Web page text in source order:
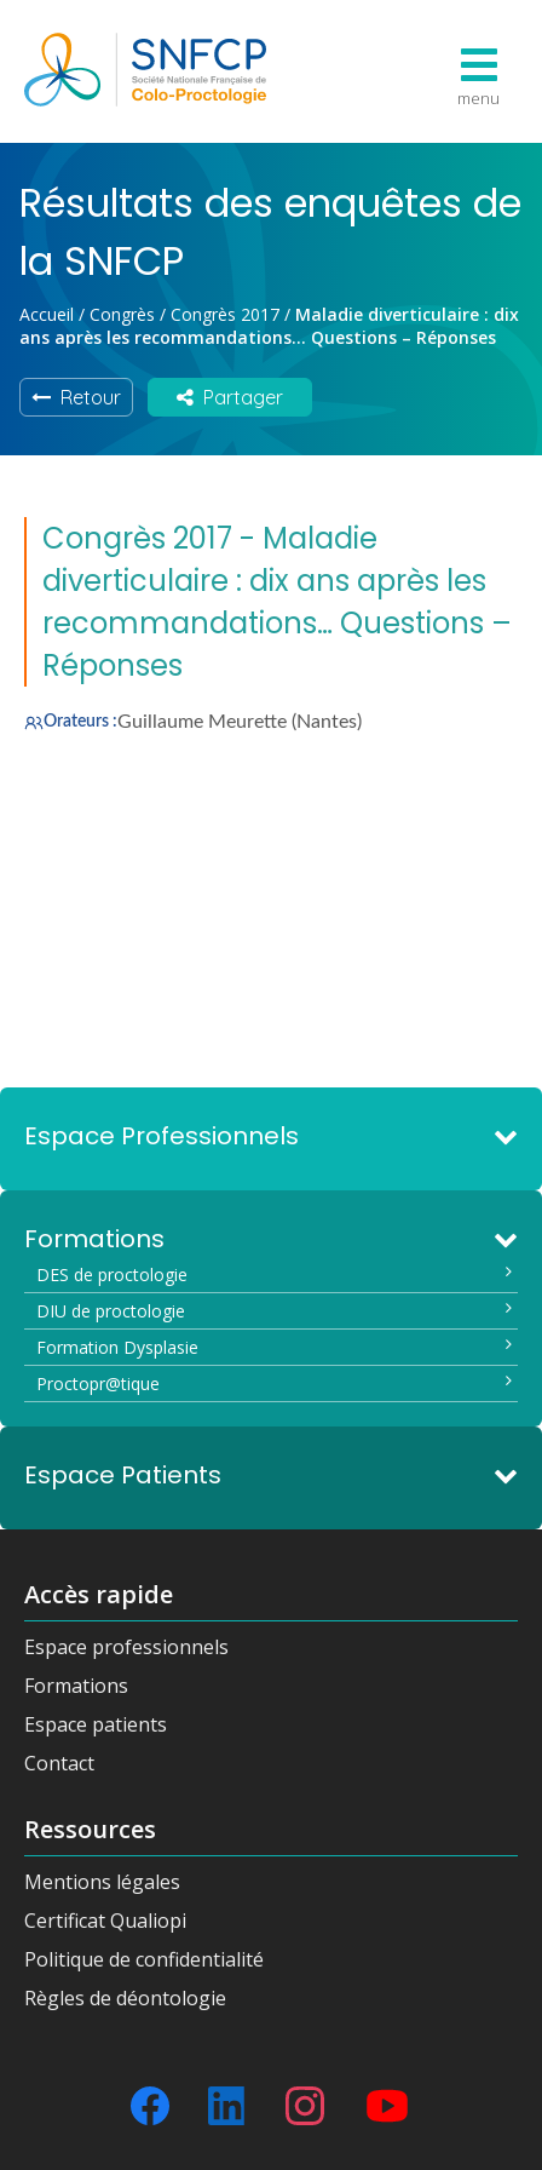
menu
Résultats des enquêtes de
la SNFCP
Accueil / Congrès / Congrès 2017 / Maladie diverticulaire : dix
ans après les recommandations… Questions – Réponses
Retour Partager
Congrès 2017 - Maladie
diverticulaire : dix ans après les
recommandations… Questions –
Réponses
Orateurs :Guillaume Meurette (Nantes)
Espace Professionnels
Formations
DES de proctologie
DIU de proctologie
Formation Dysplasie
Proctopr@tique
Espace Patients
Accès rapide
Espace professionnels
Formations
Espace patients
Contact
Ressources
Mentions légales
Certificat Qualiopi
Politique de confidentialité
Règles de déontologie